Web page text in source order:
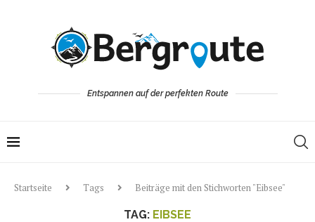
Entspannen auf der perfekten Route
Startseite Tags Beiträge mit den Stichworten "Eibsee"
TAG: EIBSEE